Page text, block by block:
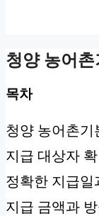
청양 농어
목차
청양 농어촌기
지급 대상자
정확한 지급일
지급 금액과 방